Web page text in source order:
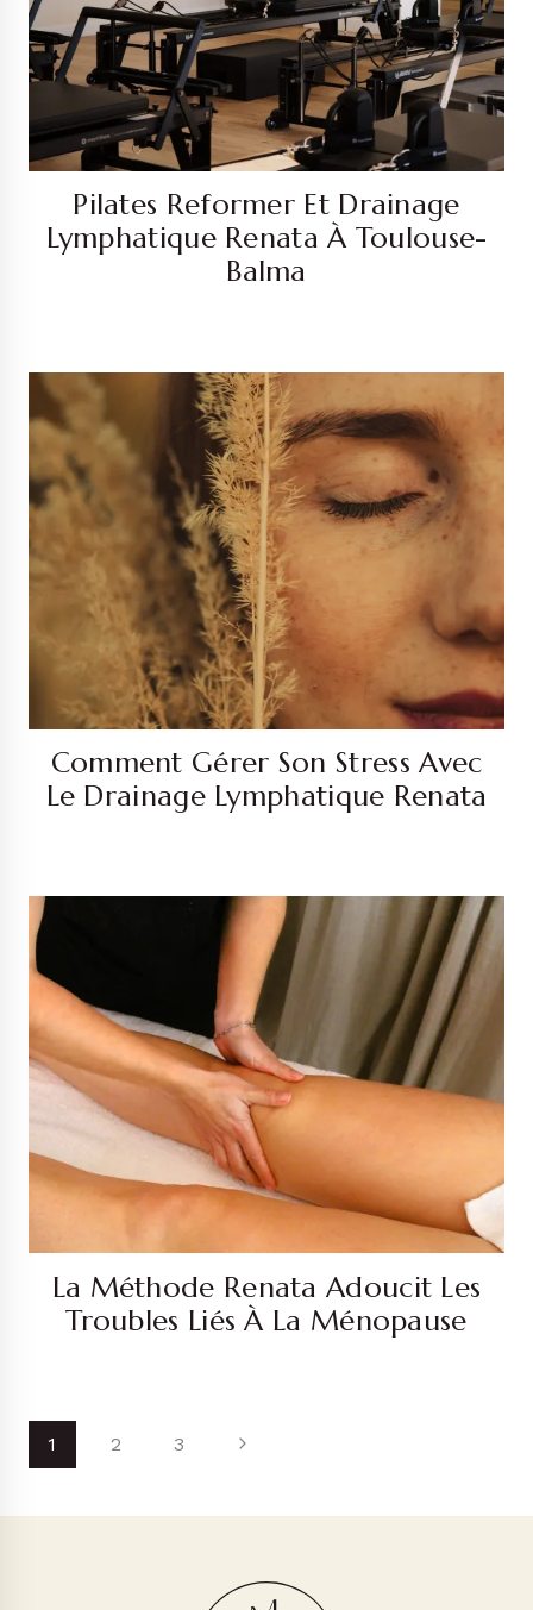
Pilates Reformer Et Drainage
Lymphatique Renata À Toulouse-
Balma
Comment Gérer Son Stress Avec
Le Drainage Lymphatique Renata
La Méthode Renata Adoucit Les
Troubles Liés À La Ménopause
Page
1 2 3
Next